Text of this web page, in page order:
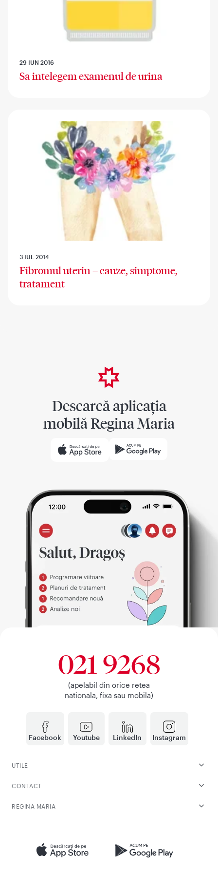
29 IUN 2016
Sa intelegem examenul de urina
3 IUL 2014
Fibromul uterin – cauze, simptome,
tratament
Descarcă aplicația
mobilă Regina Maria
Facebook Youtube LinkedIn Instagram
021 9268
(apelabil din orice retea
nationala, fixa sau mobila)
UTILE
CONTACT
REGINA MARIA